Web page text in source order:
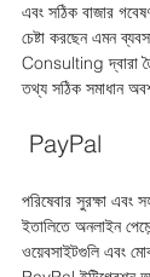
এবং সঠিক বাজার
চেষ্টা করছেন এমন
Consulting দ্বারা
তথ্য সঠিক সমাধান
PayPal
পরিষেবার সুরক্ষা এবং
ইতালিতে অনলাইন
ওয়েবসাইটগুলি এবং